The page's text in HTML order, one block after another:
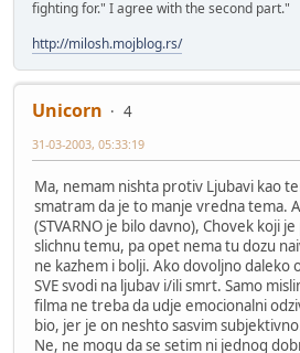
fighting for." I agree with the second part."
http://milosh.mojblog.rs/
Unicorn
4
31-03-2003, 05:33:19
Ma, nemam nishta protiv Ljubavi kao
smatram da je to manje vredna tema.
(STVARNO je bilo davno), Chovek koji
slichnu temu, pa opet nema tu dozu
ne kazhem i bolji. Ako dovoljno daleko
SVE svodi na ljubav i/ili smrt. Samo
filma ne treba da udje emocionalni
bio, jer je on neshto sasvim
Ne, ne mogu da se setim ni jednog